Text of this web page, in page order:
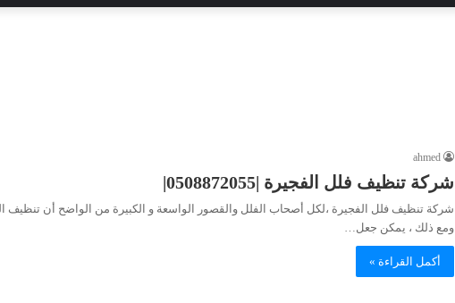
ahmed
شركة تنظيف فلل الفجيرة |0508872055|
شركة تنظيف فلل الفجيرة ،لكل أصحاب الفلل والقصور الواسعة و الكبيرة من الواضح أن تنظيف
ومع ذلك ، يمكن جعل…
أكمل القراءة »